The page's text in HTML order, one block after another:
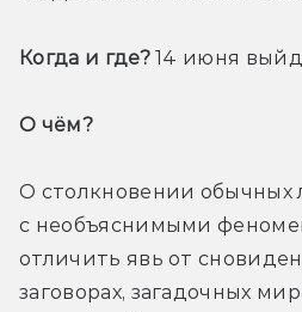
Когда и где? 14 июня
О чём?
О столкновении обычных
с необъяснимыми
отличить явь от
заговорах, загадочных